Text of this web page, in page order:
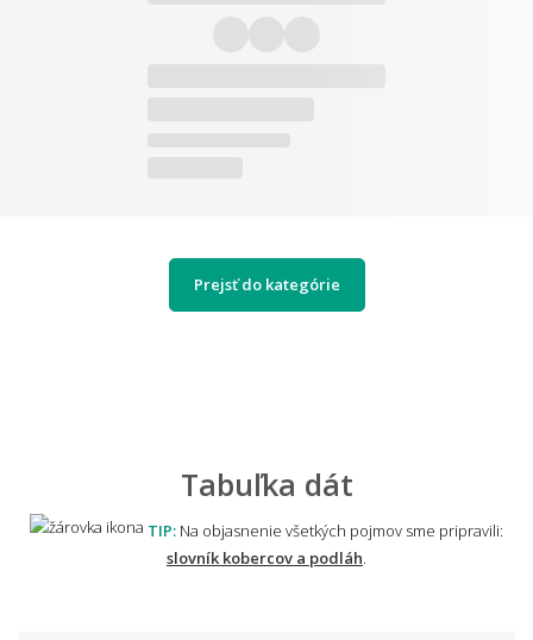
Prejsť do kategórie
Tabuľka dát
TIP: Na objasnenie všetkých pojmov sme pripravili:
slovník kobercov a podláh